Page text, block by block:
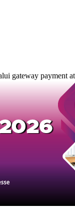
gateway payment